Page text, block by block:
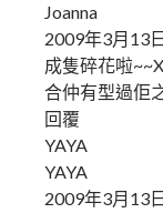
Joanna
2009年3月13
成隻碎花啦
合仲有型過佢
回覆
YAYA
YAYA
2009年3月13